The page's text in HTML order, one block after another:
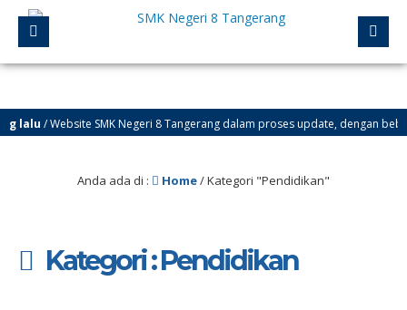
/ Website SMK Negeri 8 Tangerang dalam proses update, dengan
Anda ada di : Home/Kategori "Pendidikan"
Kategori : Pendidikan